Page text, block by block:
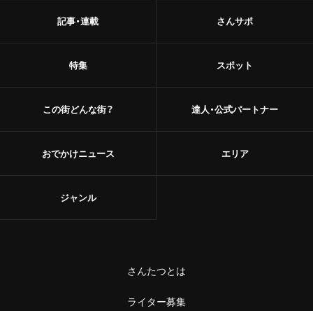
記事・連載
特集
この街どんな街？
おでかけニュース
さんサポ
スポット
達人・公式パートナー
エリア
ジャンル
さんたつとは
ライター募集